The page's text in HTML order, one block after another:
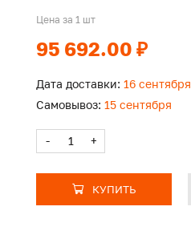
Цена за 1 шт
95 692.00 ₽
Дата доставки: 16 сентября
Самовывоз: 15 сентября
- +
КУПИТЬ